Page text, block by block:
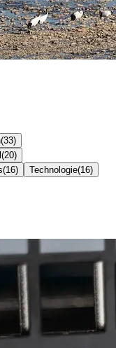
(33)
(20)
(16) Technologie(16)